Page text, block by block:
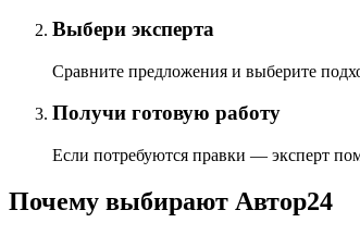
Выбери эксперта
Сравните предложения и выберите
Получи готовую работу
Если потребуются правки — эксперт
Почему выбирают Автор24